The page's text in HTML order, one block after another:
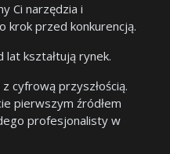
Ci narzędzia i
krok przed konkurencją.
kształtują rynek.
cyfrową przyszłością.
pierwszym źródłem
profesjonalisty w